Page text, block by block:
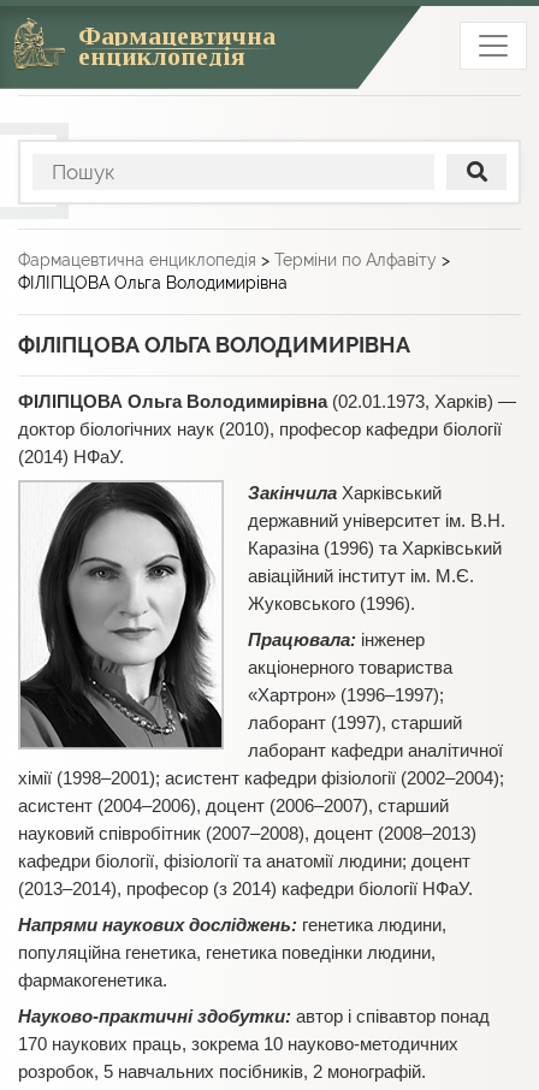
Фармацевтична
енциклопедія
Фармацевтична енциклопедія > Терміни по Алфавіту >
ФІЛІПЦОВА Ольга Володимирівна
ФІЛІПЦОВА ОЛЬГА ВОЛОДИМИРІВНА
ФІЛІПЦОВА Ольга Володимирівна(02.01.1973, Харків) —
доктор біологічних наук (2010), професор кафедри біології
(2014) НФаУ.
Закінчила Харківський
державний університет ім. В.Н.
Каразіна (1996) та Харківський
авіаційний інститут ім. М.Є.
Жуковського (1996).
Працювала: інженер
акціонерного товариства
«Хартрон» (1996–1997);
лаборант (1997), старший
лаборант кафедри аналітичної
хімії (1998–2001); асистент кафедри фізіології (2002–2004);
асистент (2004–2006), доцент (2006–2007), старший
науковий співробітник (2007–2008), доцент (2008–2013)
кафедри біології, фізіології та анатомії людини; доцент
(2013–2014), професор (з 2014) кафедри біології НФаУ.
Напрями наукових досліджень: генетика людини,
популяційна генетика, генетика поведінки людини,
фармакогенетика.
Науково-практичні здобутки: автор і співавтор понад
170 наукових праць, зокрема 10 науково-методичних
розробок, 5 навчальних посібників, 2 монографій.